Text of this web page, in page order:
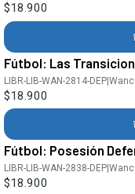
$18.900
Fútbol: Las
LIBR-LIB-WAN-2814-DEP|
$18.900
Fútbol: Posesión
LIBR-LIB-WAN-2838-DEP |
$18.900